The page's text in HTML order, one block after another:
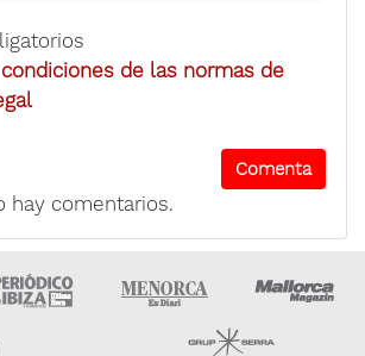
condiciones de las normas de
hay comentarios.
Hora Ultima hora Ibiza Menorca • Es Diari